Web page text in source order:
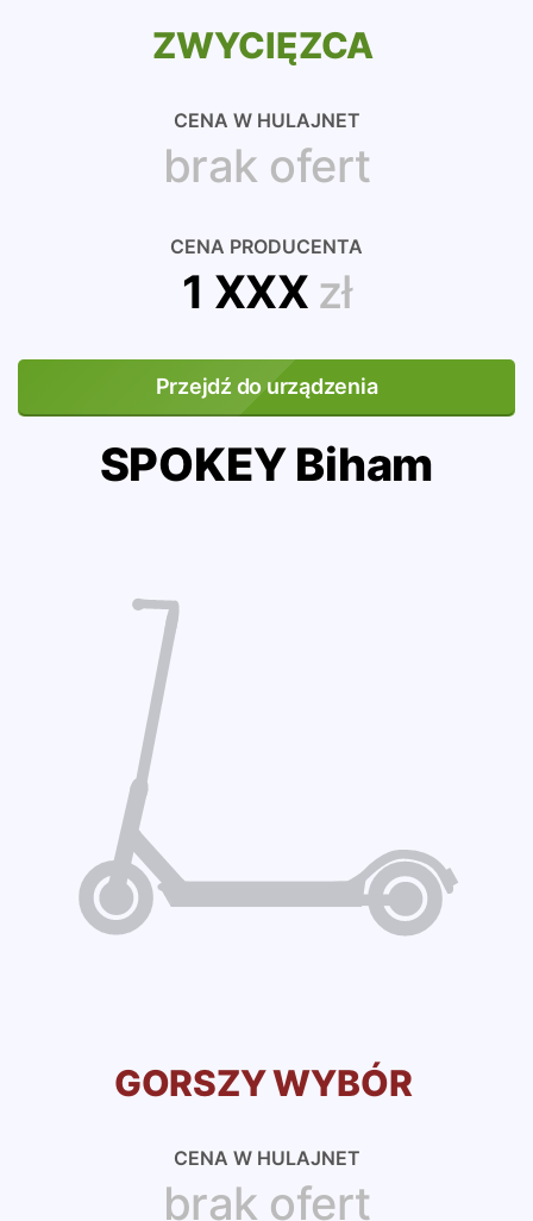
ZWYCIĘZCA
CENA W HULAJNET
brak ofert
CENA PRODUCENTA
1 XXX zł
Przejdź do urządzenia
SPOKEY Biham
GORSZY WYBÓR
CENA W HULAJNET
brak ofert